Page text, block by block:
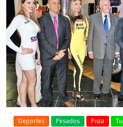
Deportes Pesados Pista